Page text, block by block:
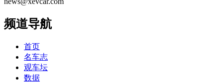
频道导航
首页
名车志
观车坛
数据